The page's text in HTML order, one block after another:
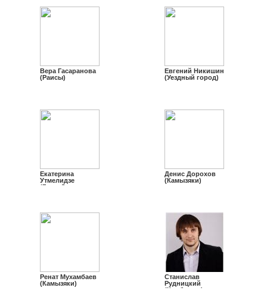
Вера Гасаранова
(Раисы)
Евгений Никишин
(Уездный город)
Екатерина
Утмелидзе
(ГородЪ
Денис Дорохов
(Камызяки)
Ренат Мухамбаев
(Камызяки)
Станислав
Рудницкий
(Кембридж)